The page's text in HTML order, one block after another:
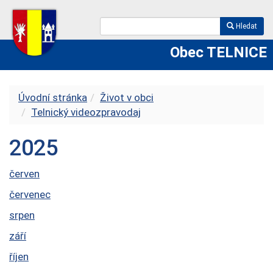
Hledat
Obec TELNICE
Úvodní stránka
Život v obci
Telnický videozpravodaj
2025
červen
červenec
srpen
září
říjen